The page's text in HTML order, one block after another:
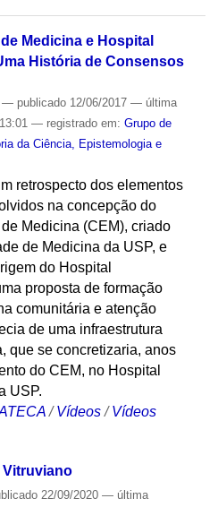
Medicina e Hospital
História de Consensos
— publicado12/06/2017 — última
— registrado em: Grupo de
da Ciência, Epistemologia e
retrospecto dos elementos
na concepção do
Medicina (CEM), criado
de Medicina da USP, e
do Hospital
proposta de formação
comunitária e atenção
de uma infraestrutura
que se concretizaria, anos
do CEM, no Hospital
USP.
/Vídeos /Vídeos
Vitruviano
22/09/2020 — última